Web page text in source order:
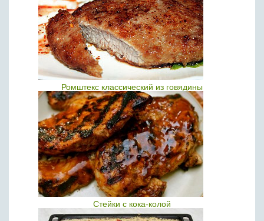
Ромштекс классический из говядины
Стейки с кока-колой